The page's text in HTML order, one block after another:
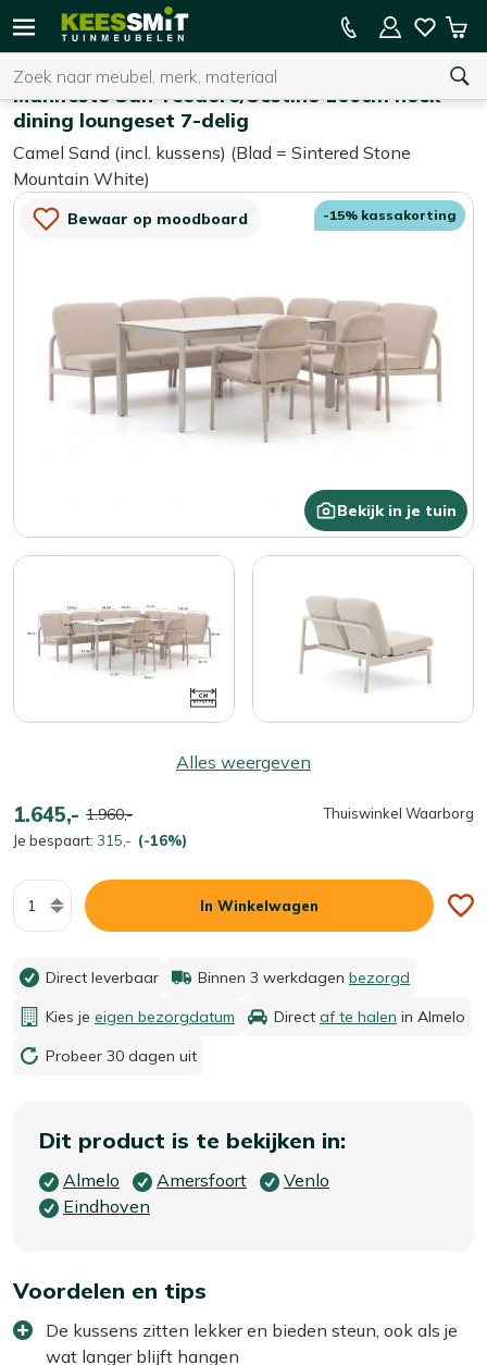
Kees
Tuinmeubelen
Zoeken
U heeft geen product(en) in uw winkelwagen.
15% kassakorting op de hele collectie
Manifesto San Teodoro/Sestino 160cm hoek
dining loungeset 7-delig
Camel Sand (incl. kussens) (Blad = Sintered Stone
Mountain White)
Bewaar op moodboard
Bekijk in je tuin
-15% kassakorting
Alles weergeven
1.645,- 1.960,-
Je bespaart: 315,- (-16%)
Thuiswinkel Waarborg
Aantal
In Winkelwagen
Direct leverbaar Binnen 3 werkdagen bezorgd
Kies je eigen bezorgdatum Direct af te halen in Almelo
Probeer 30 dagen uit
Dit product is te bekijken in:
Almelo Amersfoort
Venlo
Eindhoven
Voordelen en tips
De kussens zitten lekker en bieden steun, ook als je
wat langer blijft hangen